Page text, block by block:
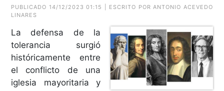
PUBLICADO 14/12/2023 01:15 | ESCRITO POR ANTONIO ACEVEDO
LINARES
La defensa de la
tolerancia surgió
históricamente entre
el conflicto de una
iglesia mayoritaria y